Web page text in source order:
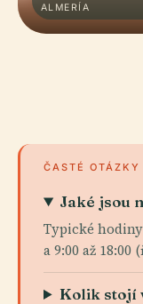
ALMERÍA
ČASTÉ OTÁZKY
Jaké jsou
Typické
a 9:00 až
Kolik stojí